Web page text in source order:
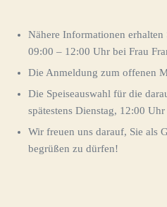
Nähere Informationen
09:00 – 12:00 Uhr bei Frau
Die Anmeldung zum offenen
Die Speiseauswahl für die
spätestens Dienstag, 12:00
Wir freuen uns darauf, Sie als
begrüßen zu dürfen!